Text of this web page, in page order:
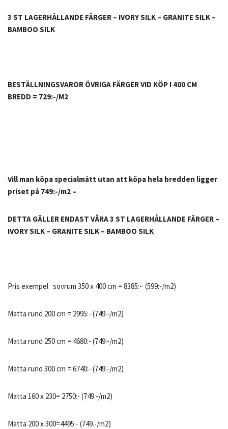
3 ST LAGERHÅLLANDE FÄRGER – IVORY SILK – GRANITE SILK –
BAMBOO SILK
BESTÄLLNINGSVAROR ÖVRIGA FÄRGER VID KÖP I 400 CM
BREDD = 729:-/M2
Vill man köpa specialmått utan att köpa hela bredden ligger
priset på 749:-/m2 –
DETTA GÄLLER ENDAST VÅRA 3 ST LAGERHÅLLANDE FÄRGER –
IVORY SILK – GRANITE SILK – BAMBOO SILK
Pris exempel sovrum 350 x 400 cm = 8385:- (599:-/m2)
Matta rund 200 cm = 2995:- (749.-/m2)
Matta rund 250 cm = 4680:- (749:-/m2)
Matta rund 300 cm = 6740:- (749:-/m2)
Matta 160 x 230= 2750:- (749:-/m2)
Matta 200 x 300=4495:- (749.-/m2)